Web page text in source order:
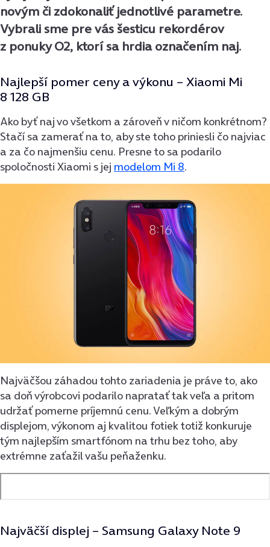
novým či zdokonaliť jednotlivé parametre.
Vybrali sme pre vás šesticu rekordérov
z ponuky O2, ktorí sa hrdia označením naj.
Najlepší pomer ceny a výkonu – Xiaomi Mi
8 128 GB
Ako byť naj vo všetkom a zároveň v ničom konkrétnom?
Stačí sa zamerať na to, aby ste toho priniesli čo najviac
a za čo najmenšiu cenu. Presne to sa podarilo
spoločnosti Xiaomi s jej modelom Mi 8.
Najväčšou záhadou tohto zariadenia je práve to, ako
sa doň výrobcovi podarilo napratať tak veľa a pritom
udržať pomerne príjemnú cenu. Veľkým a dobrým
displejom, výkonom aj kvalitou fotiek totiž konkuruje
tým najlep­ším smartfónom na trhu bez toho, aby
extrémne zaťažil vašu peňaženku.
Najväčší displej – Samsung Galaxy Note 9